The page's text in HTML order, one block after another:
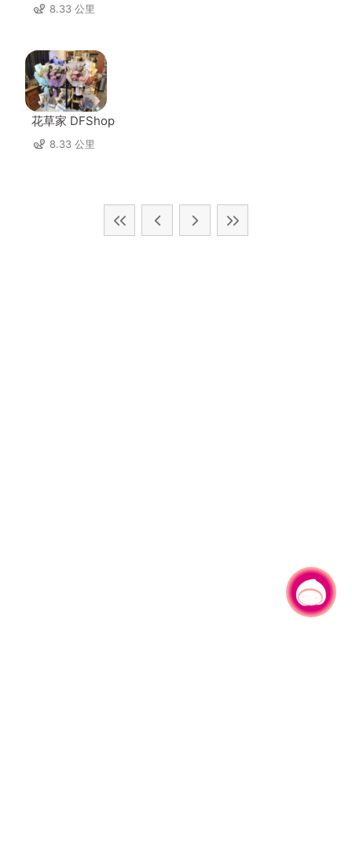
8.33 公里
花草家 DFShop
8.33 公里